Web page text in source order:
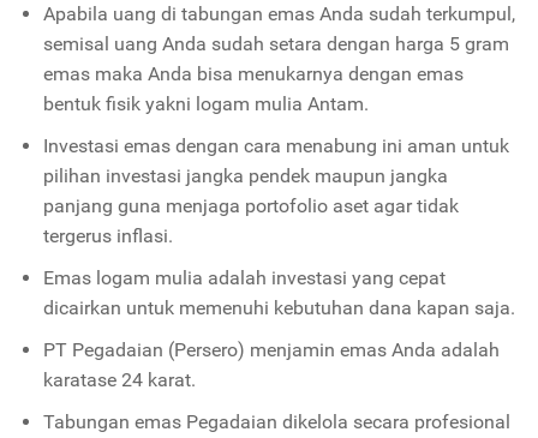
Apabila uang di tabungan emas Anda sudah terkumpul,
semisal uang Anda sudah setara dengan harga 5 gram
emas maka Anda bisa menukarnya dengan emas
bentuk fisik yakni logam mulia Antam.
Investasi emas dengan cara menabung ini aman untuk
pilihan investasi jangka pendek maupun jangka
panjang guna menjaga portofolio aset agar tidak
tergerus inflasi.
Emas logam mulia adalah investasi yang cepat
dicairkan untuk memenuhi kebutuhan dana kapan saja.
PT Pegadaian (Persero) menjamin emas Anda adalah
karatase 24 karat.
Tabungan emas Pegadaian dikelola secara profesional